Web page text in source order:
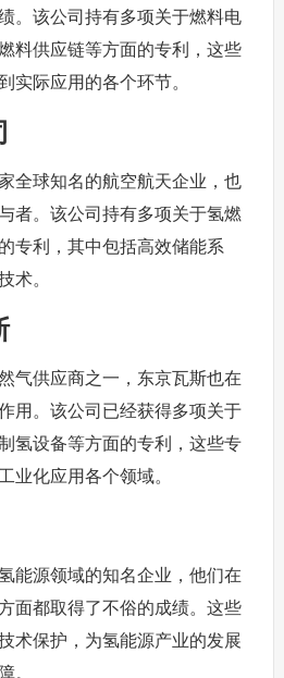
。该公司持有多项关于燃料电
料供应链等方面的专利，这些
实际应用的各个环节。
全球知名的航空航天企业，也
者。该公司持有多项关于氢燃
专利，其中包括高效储能系
术。
气供应商之一，东京瓦斯也在
用。该公司已经获得多项关于
氢设备等方面的专利，这些专
业化应用各个领域。
能源领域的知名企业，他们在
面都取得了不俗的成绩。这些
术保护，为氢能源产业的发展
。